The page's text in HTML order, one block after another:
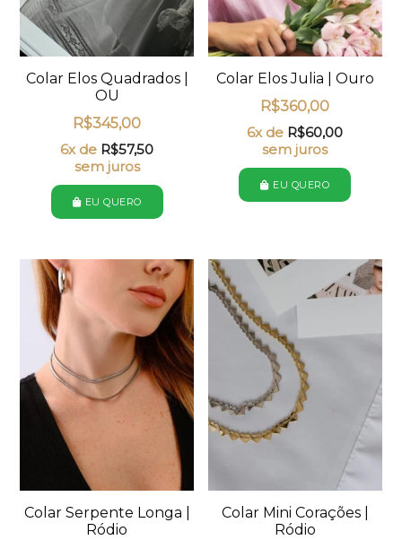
Colar Elos Quadrados |
OU
R$345,00
6x de R$57,50
sem juros
EU QUERO
Colar Elos Julia | Ouro
R$360,00
6x de R$60,00
sem juros
EU QUERO
Colar Serpente Longa |
Ródio
Colar Mini Corações |
Ródio